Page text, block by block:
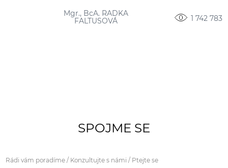
Mgr., BcA. RADKA
FALTUSOVÁ
1 742 783
SPOJME SE
Rádi vám poradíme / Konzultujte s námi / Ptejte se